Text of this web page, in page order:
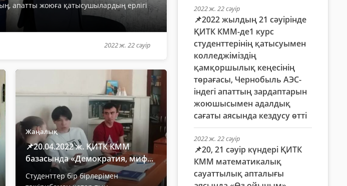
апатты жоюға қатысушылардың ерлігі
2022 ж. 22 сәуір
Жаңалық
📌20.04.2022 ж. ҚИТК КММ
базасында «Демократия, миф...
Студенттер бір бірлерімен
2022 ж. 22 сәуір
📌2022 жылдың 21 сәуірінде
ҚИТК КММ-де1 курс
студенттерінің қатысуымен
колледжіміздің
қамқоршылық кеңесінің
төрағасы, Чернобыль АЭС-
індегі апаттың зардаптарын
жоюшысымен адалдық
сағаты аясында кездусу өтті
2022 ж. 22 сәуір
📌20, 21 сәуір күндері ҚИТК
КММ математикалық
сауаттылық апталығы